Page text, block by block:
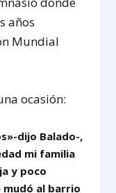
años
Mundial
ocasión:
dijo Balado-,
mi familia
y poco
mudó al barrio